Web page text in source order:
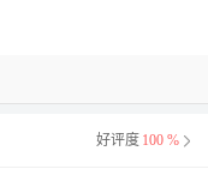
好评度 100 %